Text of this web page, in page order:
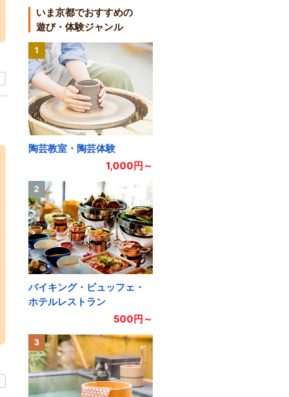
いま京都でおすすめの
遊び・体験ジャンル
1
陶芸教室・陶芸体験
1,000円～
2
バイキング・ビュッフェ・
ホテルレストラン
500円～
3